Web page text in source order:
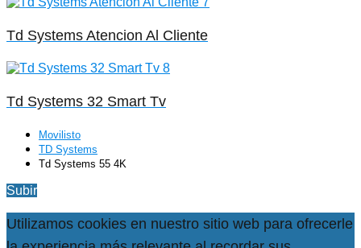
Td Systems Atencion Al Cliente
Td Systems 32 Smart Tv
Movilisto
TD Systems
Td Systems 55 4K
Subir
Utilizamos cookies en nuestro sitio web para ofrecerle